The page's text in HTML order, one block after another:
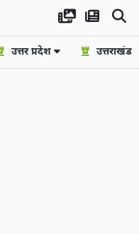
उत्तर प्रदेश उत्तराखंड